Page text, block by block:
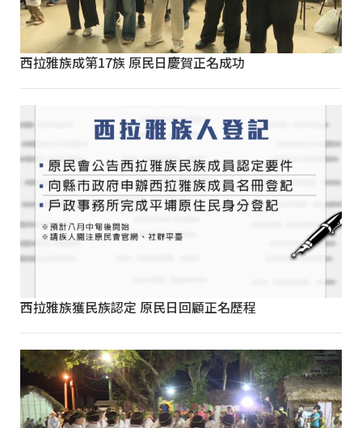
西拉雅族成第17族 原民日慶賀正名成功
西拉雅族獲民族認定 原民日回顧正名歷程